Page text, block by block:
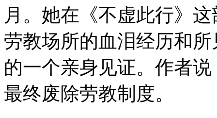
月。她在《不虚此行》
劳教场所的血泪经历和
的一个亲身见证。作者
最终废除劳教制度。